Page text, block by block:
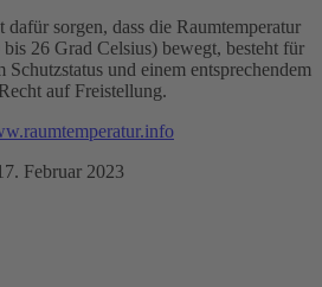
sorgen, dass die Raumtemperatur
26 Grad Celsius) bewegt, besteht für
und einem entsprechendem
auf Freistellung.
Februar 2023